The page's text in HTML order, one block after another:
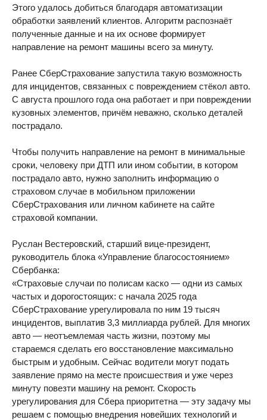
Этого удалось добиться благодаря автоматизации
обработки заявлений клиентов. Алгоритм распознаёт
полученные данные и на их основе формирует
направление на ремонт машины всего за минуту.
Ранее СберСтрахование запустила такую возможность
для инцидентов, связанных с повреждением стёкол авто.
С августа прошлого года она работает и при повреждении
кузовных элементов, причём неважно, сколько деталей
пострадало.
Чтобы получить направление на ремонт в минимальные
сроки, человеку при ДТП или ином событии, в котором
пострадало авто, нужно заполнить информацию о
страховом случае в мобильном приложении
СберСтрахования или личном кабинете на сайте
страховой компании.
Руслан Вестеровский, старший вице-президент,
руководитель блока «Управление благосостоянием»
Сбербанка:
«Страховые случаи по полисам каско — одни из самых
частых и дорогостоящих: с начала 2025 года
СберСтрахование урегулировала по ним 19 тысяч
инцидентов, выплатив 3,3 миллиарда рублей. Для многих
авто — неотъемлемая часть жизни, поэтому мы
стараемся сделать его восстановление максимально
быстрым и удобным. Сейчас водители могут подать
заявление прямо на месте происшествия и уже через
минуту повезти машину на ремонт. Скорость
урегулирования для Сбера приоритетна — эту задачу мы
решаем с помощью внедрения новейших технологий и